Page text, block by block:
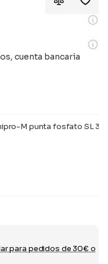
cuenta bancaria
M punta fosfato SL
para pedidos de 30€ o